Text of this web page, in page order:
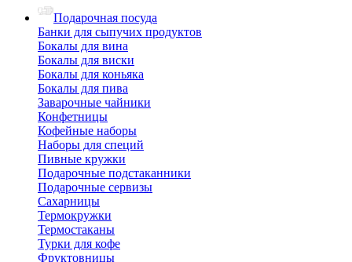
Подарочная посуда
Банки для сыпучих продуктов
Бокалы для вина
Бокалы для виски
Бокалы для коньяка
Бокалы для пива
Заварочные чайники
Конфетницы
Кофейные наборы
Наборы для специй
Пивные кружки
Подарочные подстаканники
Подарочные сервизы
Сахарницы
Термокружки
Термостаканы
Турки для кофе
Фруктовницы